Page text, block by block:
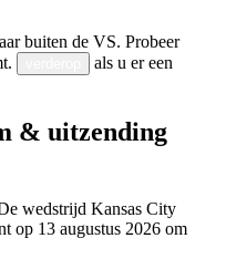
buiten de VS. Probeer
als u er een
& uitzending
wedstrijd Kansas City
op 13 augustus 2026 om